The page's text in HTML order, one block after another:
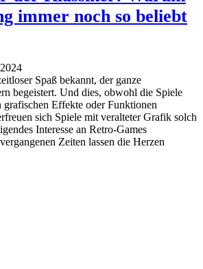
immer noch so beliebt
Spaß bekannt, der ganze
begeistert. Und dies, obwohl die Spiele
grafischen Effekte oder Funktionen
sich Spiele mit veralteter Grafik solch
Interesse an Retro-Games
Zeiten lassen die Herzen